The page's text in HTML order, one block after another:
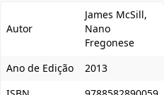
Autor
James McSill,
Nano
Fregonese
Ano de Edição
2013